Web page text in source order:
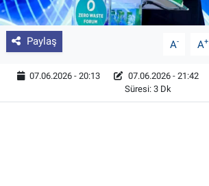
Paylaş A- A+
07.06.2026 - 20:13 07.06.2026 - 21:42
Süresi: 3 Dk
Tohum